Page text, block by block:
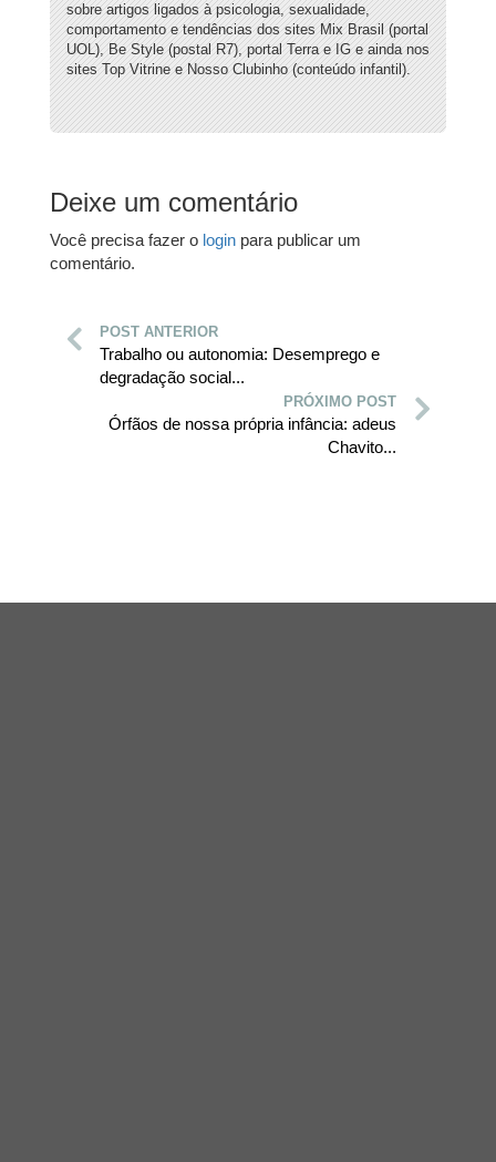
sobre artigos ligados à psicologia, sexualidade,
comportamento e tendências dos sites Mix Brasil (portal
UOL), Be Style (postal R7), portal Terra e IG e ainda nos
sites Top Vitrine e Nosso Clubinho (conteúdo infantil).
Deixe um comentário
Você precisa fazer o login para publicar um
comentário.
POST ANTERIOR
Trabalho ou autonomia: Desemprego e
degradação social...
PRÓXIMO POST
Órfãos de nossa própria infância: adeus
Chavito...